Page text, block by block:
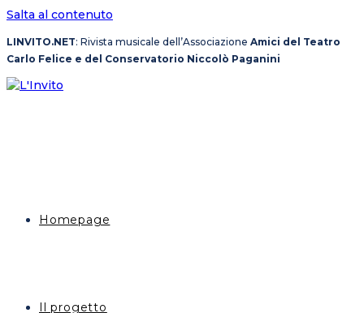
Salta al contenuto
LINVITO.NET: Rivista musicale dell’Associazione Amici del Teatro
Carlo Felice e del Conservatorio Niccolò Paganini
Homepage
Il progetto